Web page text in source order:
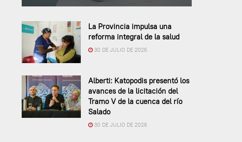
La Provincia impulsa una
reforma integral de la salud
30 DE JULIO DE 2026
Alberti: Katopodis presentó los
avances de la licitación del
Tramo V de la cuenca del río
Salado
30 DE JULIO DE 2026